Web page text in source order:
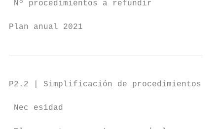
Nº procedimientos a refundir
Plan anual 2021
P2.2 | Simplificación de procedimientos
Nec esidad